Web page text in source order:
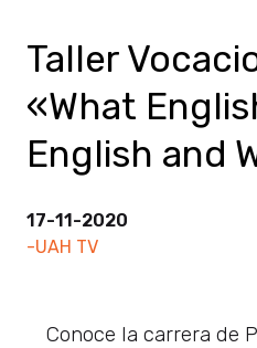
Taller
«What
English and
17-11-2020
-UAH TV
Conoce la carrera de